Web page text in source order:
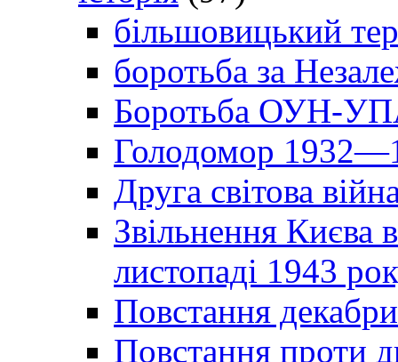
більшовицький
боротьба за
Боротьба ОУН-УПА
Голодомор
Друга світова
Звільнення Києва
листопаді 1943
Повстання
Повстання проти